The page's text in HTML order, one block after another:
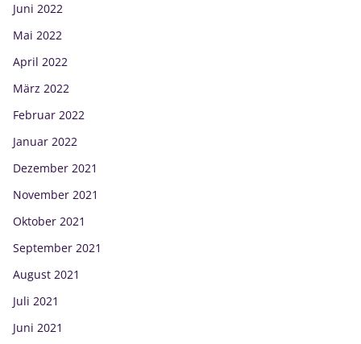
Juni 2022
Mai 2022
April 2022
März 2022
Februar 2022
Januar 2022
Dezember 2021
November 2021
Oktober 2021
September 2021
August 2021
Juli 2021
Juni 2021